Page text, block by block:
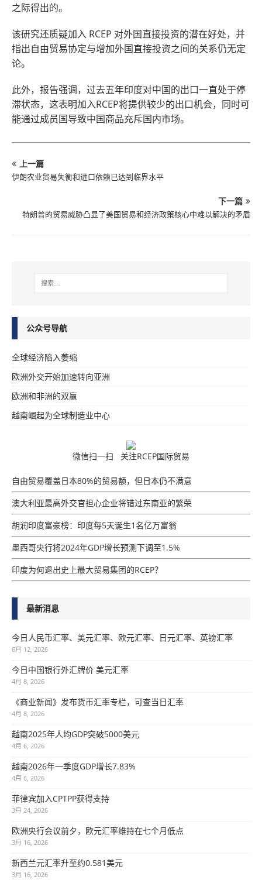
之际得出的。
该研究还质疑加入 RCEP 对外国直接投资的潜在好处，并
指出自由贸易协定与增加外国直接投资之间的关系仍无定
论。
此外，报告强调，过去五年印度对中国的出口一直处于停
滞状态，这表明加入RCEP将提供较少的出口机会，同时可
能通过成员国导致中国商品充斥国内市场。
上一篇
伊朗农业贸易失衡和进口依赖已达到临界水平
下一篇
特朗普的贸易威胁凸显了美国贸易和经济政策核心中难以解决的矛盾
公众号导航
全球经济陷入萎缩
欧洲外交开始加速转向亚洲
欧洲和非洲的双赢
越南崛起为全球制造业中心
微信扫一扫 关注RCEP国际贸易
自由贸易覆盖日本80%的贸易额，但日本仍不满意
澳大利亚最高外交官担心企业将错过东南亚的繁荣
胡润印度富豪榜：印度每5天诞生1名亿万富翁
墨西哥央行将2024年GDP增​​长预测下调至1.5%
印度为何退出史上最大贸易集团的RCEP？
最新消息
今日人民币汇率、美元汇率、欧元汇率、日元汇率、英镑汇率
6月 12, 2026
今日中国银行外汇牌价 美元汇率
4月 8, 2026
《商业新闻》发布货币汇率专栏，可查当日汇率
4月 8, 2026
越南2025年人均GDP突破5000美元
4月 6, 2026
越南2026年一季度GDP增长7.83%
4月 6, 2026
菲律宾加入CPTPP获得支持
3月 24, 2026
欧洲央行会议前夕，欧元汇率维持在七个月低点
3月 16, 2026
新西兰元汇率升至约0.581美元
3月 16, 2026